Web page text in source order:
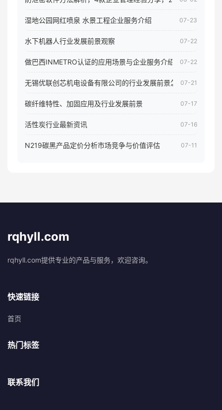
湿地公园网红喷泉 水景工程企业服务介绍 07-23
水下机器人行业发展前景观察 07-22
做巴西INMETRO认证的应用场景与企业服务介绍 07-22
无锡优联创芯机电设备有限公司的行业发展前景怎样07-21
碳纤维特性、加固应用及行业发展前景 07-17
活性炭行业最新资讯 07-16
N219碳黑产品定价分析市场竞争与价值评估 07-11
rqhyll.com
rqhyll.com提供专业的产品与服务，欢迎咨询。
快速链接
首页
热门标签
联系我们